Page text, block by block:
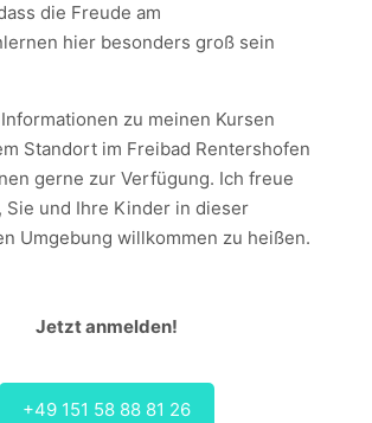
die Freude am
hier besonders groß sein
zu meinen Kursen
Standort im Freibad Rentershofen
gerne zur Verfügung. Ich freue
Sie und Ihre Kinder in dieser
Umgebung willkommen zu heißen.
Jetzt anmelden!
+49 151 58 88 81 26